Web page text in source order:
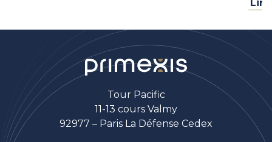
Tour Pacific
11-13 cours Valmy
92977 – Paris La Défense Cedex